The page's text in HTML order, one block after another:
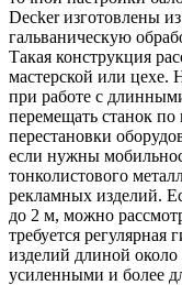
Decker изготовлены
гальваническую
Такая конструкция
мастерской или цехе.
при работе с
перемещать станок по
перестановки
если нужны
тонколистового
рекламных изделий.
до 2 м, можно
требуется регулярная
изделий длиной
усиленными и более